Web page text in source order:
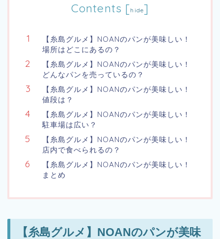
Contents [hide]
【糸島グルメ】NOANのパンが美味しい！
場所はどこにあるの？
【糸島グルメ】NOANのパンが美味しい！
どんなパンを売っているの？
【糸島グルメ】NOANのパンが美味しい！
値段は？
【糸島グルメ】NOANのパンが美味しい！
駐車場は広い？
【糸島グルメ】NOANのパンが美味しい！
店内で食べられるの？
【糸島グルメ】NOANのパンが美味しい！
まとめ
【糸島グルメ】NOANのパンが美味